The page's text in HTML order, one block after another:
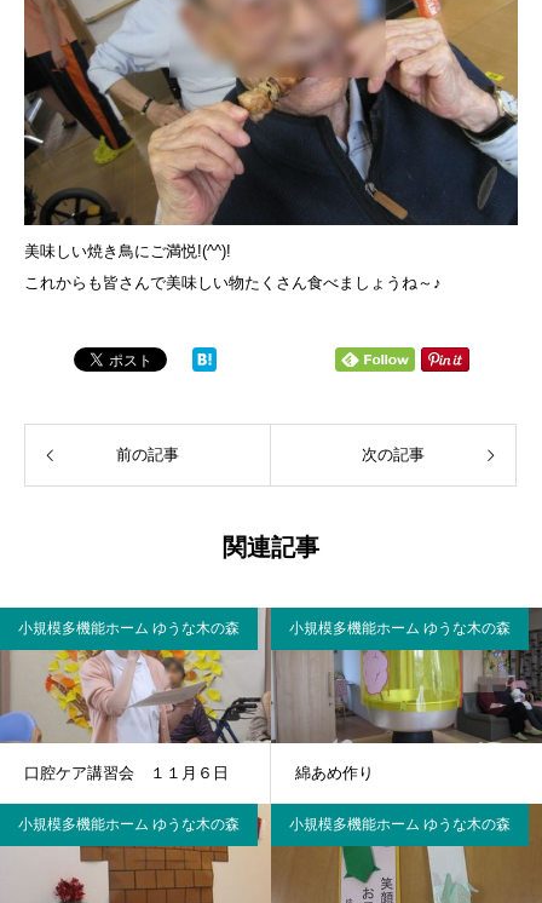
美味しい焼き鳥にご満悦!(^^)!
これからも皆さんで美味しい物たくさん食べましょうね～♪
前の記事 次の記事
関連記事
小規模多機能ホーム ゆうな木の森
口腔ケア講習会 １１月６日
小規模多機能ホーム ゆうな木の森
綿あめ作り
小規模多機能ホーム ゆうな木の森 小規模多機能ホーム ゆうな木の森